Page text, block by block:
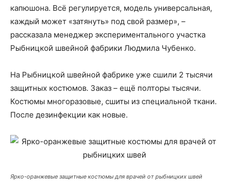
капюшона. Всё регулируется, модель универсальная,
каждый может «затянуть» под свой размер», –
рассказала менеджер экспериментального участка
Рыбницкой швейной фабрики Людмила Чубенко.
На Рыбницкой швейной фабрике уже сшили 2 тысячи
защитных костюмов. Заказ – ещё полторы тысячи.
Костюмы многоразовые, сшиты из специальной ткани.
После дезинфекции как новые.
Ярко-оранжевые защитные костюмы для врачей от рыбницких швей